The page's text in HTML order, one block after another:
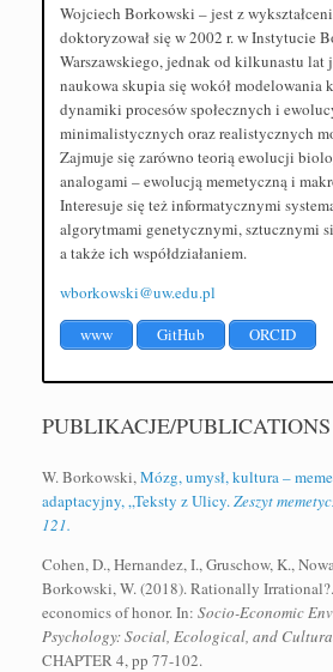
Wojciech Borkowski – jest z
doktoryzował się w 2002 r. w Instytucie
Warszawskiego, jednak od kilkunastu lat
naukowa skupia się wokół modelowania
dynamiki procesów społecznych i
minimalistycznych oraz realistycznych
Zajmuje się zarówno teorią ewolucji
analogami – ewolucją memetyczną i
Interesuje się też informatycznymi
algorytmami genetycznymi, sztucznymi
a także ich współdziałaniem.
wborkowski@uw.edu.pl
www
GitHub ORCID
PUBLIKACJE/PUBLICATIONS
W. Borkowski,Mózg, umysł, kultura –
adaptacyjny, „Teksty z Ulicy.Zeszyt
121.
Cohen, D., Hernandez, I., Gruschow, K.,
Borkowski, W. (2018). Rationally
economics of honor. In: Socio-Economic
Psychology: Social, Ecological, and
CHAPTER 4, pp 77-102.